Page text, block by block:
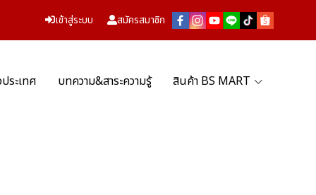
เข้าสู่ระบบ สมัครสมาชิก
ระเทศ บทความ&สาระความรู้ สินค้า BS MART